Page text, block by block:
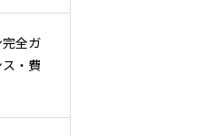
全ガ
・費